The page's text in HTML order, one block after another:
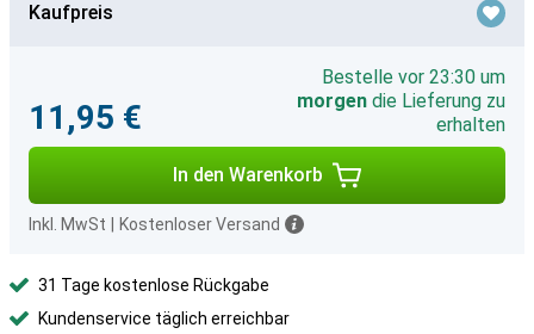
Kaufpreis
11,95 €
Bestelle vor 23:30 um
morgen die Lieferung zu
erhalten
In den Warenkorb
Inkl. MwSt Kostenloser Versand
31 Tage kostenlose Rückgabe
Kundenservice täglich erreichbar